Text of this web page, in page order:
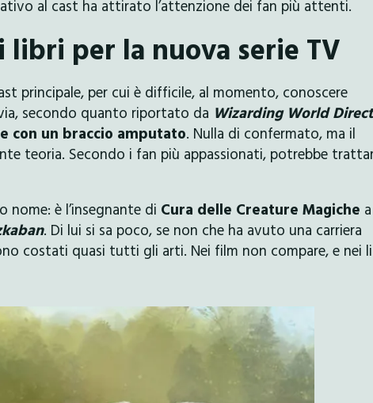
al cast ha attirato l’attenzione dei fan più attenti.
per la nuova serie TV
principale, per cui è difficile, al momento, conoscere
secondo quanto riportato da Wizarding World Direct
con un braccio amputato. Nulla di confermato, ma il
teoria. Secondo i fan più appassionati, potrebbe
è l’insegnante di Cura delle Creature Magiche a
. Di lui si sa poco, se non che ha avuto una carriera
costati quasi tutti gli arti. Nei film non compare, e nei